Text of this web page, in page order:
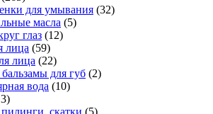
для умывания (32)
масла (5)
глаз (12)
лица (59)
лица (22)
для губ (2)
вода (10)